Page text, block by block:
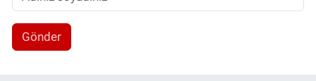
Gönder